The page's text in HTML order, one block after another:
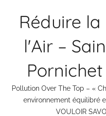
Réduire
l'Air –
Pollution Over The Top – «
environnement équilibré
VOULOIR